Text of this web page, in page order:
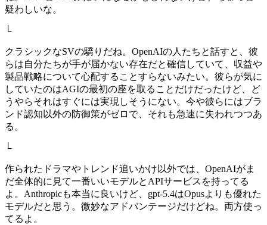
疑わしいな。
└
クラシックなSVの驕りだね。OpenAIの人たちと話すと、彼
らは自分たちが手が届かない存在だと確信していて、収益や
製品戦略について心配することすらないみたい。彼らが気に
していたのはAGIの最初の座を取ることだけだったけど、ど
うやらそれはすぐには実現しそうにない。今や彼らにはブラ
ンド認知以外の防御策がゼロで、それも急速に失われつつあ
る。
└
作られたドラマやトレンド追いかけ以外では、OpenAIがま
だ全体的に見て一番いいモデルとAPIサービスを持ってる
よ。Anthropicも本当に良いけど、gpt-5.4はOpusよりも優れた
モデルだと思う。微妙なアドバンテージだけどね。両方使っ
てるよ。